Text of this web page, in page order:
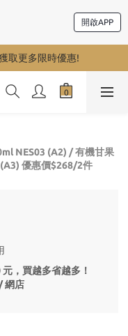
開啟APP
取更多限時優惠!
NES03 (A2) / 有機甘果
優惠價$268/2件
，買越多省越多！
/ 網店